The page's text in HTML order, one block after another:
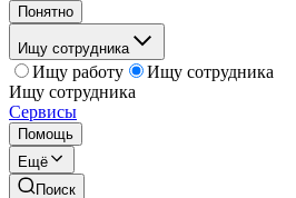
Понятно
Ищу сотрудника
Ищу работу
Ищу сотрудника
Ищу сотрудника
Сервисы
Помощь
Ещё
Поиск